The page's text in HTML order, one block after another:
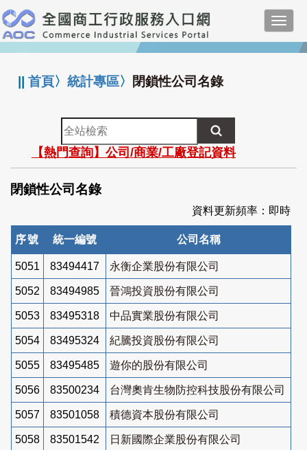
跳
到
主
要
:::
||首頁〉統計專區〉 閉鎖性公司名錄
全
站
檢
索
【熱門查詢】公司/商業/工廠登記資料
閉鎖性公司名錄
資料更新頻率：即時
序號 統一編號 公司名稱
5051 83494417 永衡企業股份有限公司
5052 83494985 晉鴻投資股份有限公司
5053 83495318 中品實業股份有限公司
5054 83495324 紀騰投資股份有限公司
5055 83495485 遊你的股份有限公司
5056 83500234 台灣奧肯生物防控科技股份有限公司
5057 83501058 積德資本股份有限公司
5058 83501542 日新國際企業股份有限公司